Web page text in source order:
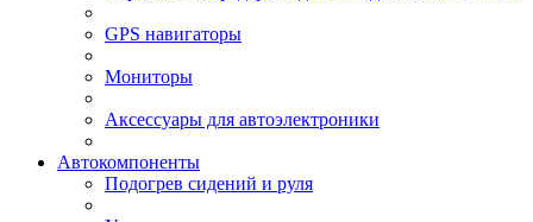
GPS навигаторы
Мониторы
Аксессуары для автоэлектроники
Автокомпоненты
Подогрев сидений и руля